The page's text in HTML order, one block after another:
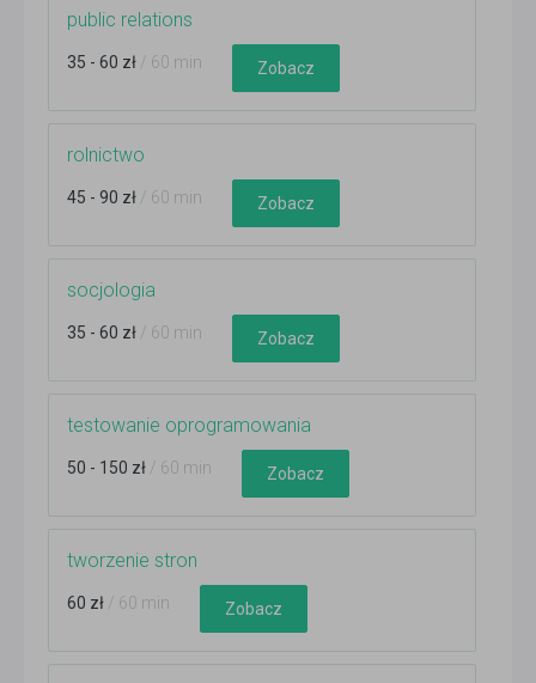
public relations
35 - 60 zł / 60 min Zobacz
rolnictwo
45 - 90 zł / 60 min Zobacz
socjologia
35 - 60 zł / 60 min Zobacz
testowanie oprogramowania
50 - 150 zł / 60 min Zobacz
tworzenie stron
60 zł / 60 min Zobacz